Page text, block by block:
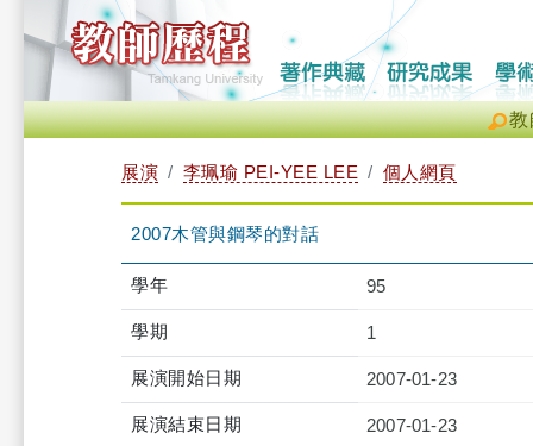
教
展演 李珮瑜 PEI-YEE LEE 個人網頁
2007木管與鋼琴的對話
學年 95
學期 1
展演開始日期 2007-01-23
展演結束日期 2007-01-23